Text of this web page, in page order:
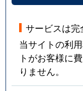
サービスは完
当サイトの利
トがお客様に
りません。